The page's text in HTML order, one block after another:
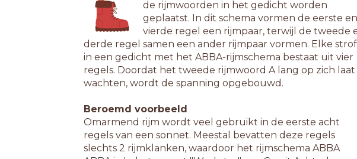
de rijmwoorden in het gedicht worden
geplaatst. In dit schema vormen de eerste en
vierde regel een rijmpaar, terwijl de tweede
derde regel samen een ander rijmpaar vormen. Elke
in een gedicht met het ABBA-rijmschema bestaat uit vier
regels. Doordat het tweede rijmwoord A lang op zich laat
wachten, wordt de spanning opgebouwd.
Beroemd voorbeeld
Omarmend rijm wordt veel gebruikt in de eerste acht
regels van een sonnet. Meestal bevatten deze regels
slechts 2 rijmklanken, waardoor het rijmschema ABBA